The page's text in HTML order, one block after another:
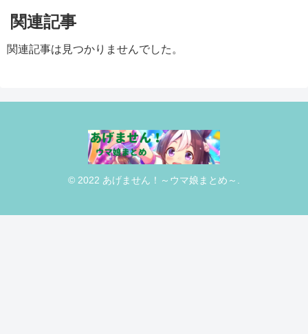
関連記事
関連記事は見つかりませんでした。
© 2022 あげません！～ウマ娘まとめ～.